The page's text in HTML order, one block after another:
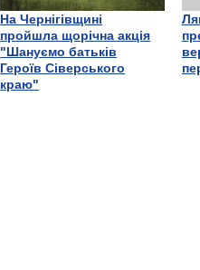
На Чернігівщині
пройшла щорічна акція
"Шануємо батьків
Героїв Сіверського
краю"